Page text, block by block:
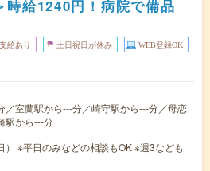
時給1240円！病院で備品
給あり 土日祝日が休み WEB登録OK
／室蘭駅から---分／崎守駅から---分／母恋
駅から---分
） ※平日のみなどの相談もOK ※週3なども